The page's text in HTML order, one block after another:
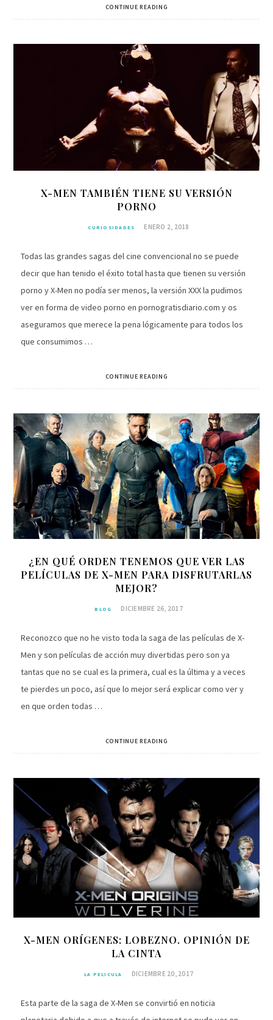
CONTINUE READING
X-MEN TAMBIÉN TIENE SU VERSIÓN
PORNO
CURIOSIDADES ENERO 2, 2018
Todas las grandes sagas del cine convencional no se puede
decir que han tenido el éxito total hasta que tienen su versión
porno y X-Men no podía ser menos, la versión XXX la pudimos
ver en forma de video porno en pornogratisdiario.com y os
aseguramos que merece la pena lógicamente para todos los
que consumimos …
CONTINUE READING
¿EN QUÉ ORDEN TENEMOS QUE VER LAS
PELÍCULAS DE X-MEN PARA DISFRUTARLAS
MEJOR?
BLOG DICIEMBRE 26, 2017
Reconozco que no he visto toda la saga de las películas de X-
Men y son películas de acción muy divertidas pero son ya
tantas que no se cual es la primera, cual es la última y a veces
te pierdes un poco, así que lo mejor será explicar como ver y
en que orden todas …
CONTINUE READING
X-MEN ORÍGENES: LOBEZNO. OPINIÓN DE
LA CINTA
LA PELICULA DICIEMBRE 20, 2017
Esta parte de la saga de X-Men se convirtió en noticia